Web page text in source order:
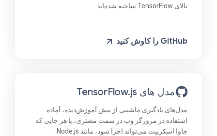
بالای TensorFlow ساخته شده‌اند.
GitHub را کاوش کنید
مدل های TensorFlow.js
مدل‌های یادگیری ماشینی از پیش آموزش‌دیده، آماده
استفاده در مرورگر وب در سمت مشتری، یا هر جایی که
جاوا اسکریپت می‌تواند اجرا شود، مانند Node.js.